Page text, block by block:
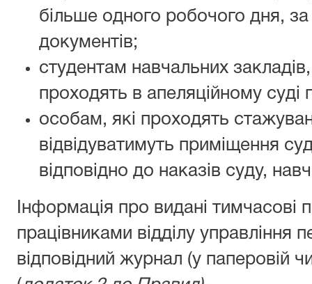
більше одного робочого дня,
документів;
студентам навчальних
проходять в апеляційному суді
особам, які проходять
відвідуватимуть приміщення
відповідно до наказів суду,
Інформація про видані тимчасові
працівниками відділу управління
відповідний журнал (у паперовій